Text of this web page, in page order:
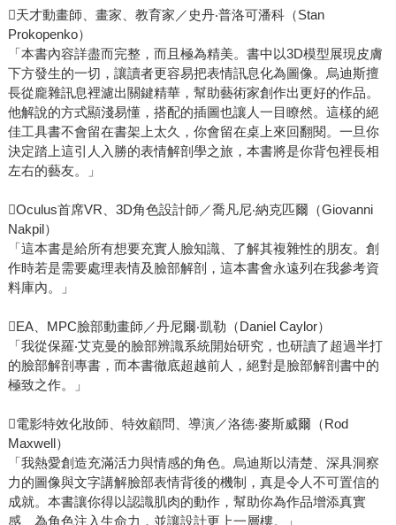
天才動畫師、畫家、教育家／史丹‧普洛可潘科（Stan
Prokopenko）
「本書內容詳盡而完整，而且極為精美。書中以3D模型展現皮膚
下方發生的一切，讓讀者更容易把表情訊息化為圖像。烏迪斯擅
長從龐雜訊息裡濾出關鍵精華，幫助藝術家創作出更好的作品。
他解說的方式顯淺易懂，搭配的插圖也讓人一目瞭然。這樣的絕
佳工具書不會留在書架上太久，你會留在桌上來回翻閱。一旦你
決定踏上這引人入勝的表情解剖學之旅，本書將是你背包裡長相
左右的藝友。」
Oculus首席VR、3D角色設計師／喬凡尼‧納克匹爾（Giovanni
Nakpil）
「這本書是給所有想要充實人臉知識、了解其複雜性的朋友。創
作時若是需要處理表情及臉部解剖，這本書會永遠列在我參考資
料庫內。」
EA、MPC臉部動畫師／丹尼爾‧凱勒（Daniel Caylor）
「我從保羅‧艾克曼的臉部辨識系統開始研究，也研讀了超過半打
的臉部解剖專書，而本書徹底超越前人，絕對是臉部解剖書中的
極致之作。」
電影特效化妝師、特效顧問、導演／洛德‧麥斯威爾（Rod
Maxwell）
「我熱愛創造充滿活力與情感的角色。烏迪斯以清楚、深具洞察
力的圖像與文字講解臉部表情背後的機制，真是令人不可置信的
成就。本書讓你得以認識肌肉的動作，幫助你為作品增添真實
感、為角色注入生命力，並讓設計更上一層樓。」